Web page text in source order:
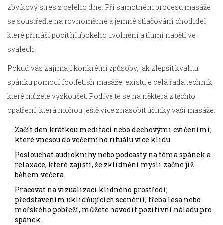
zbytkový stres z celého dne. Při samotném procesu masáže
se soustřeďte na rovnoměrné a jemné stlačování chodidel,
které přináší pocit hlubokého uvolnění a tlumí napětí ve
svalech.
Pokud vás zajímají konkrétní způsoby, jak zlepšit kvalitu
spánku pomocí footfetish masáže, existuje celá řada technik,
které můžete vyzkoušet. Podívejte se na některá z těchto
opatření, která mohou ještě více znásobit účinky vaší masáže:
Začít den krátkou meditací nebo dechovými cvičeními,
které vnesou do večerního rituálu více klidu.
Poslouchat audioknihy nebo podcasty na téma spánek a
relaxace, které zajistí, že zklidnění mysli začne již
během večera.
Pracovat na vizualizaci klidného prostředí;
představením uklidňujících scenérií, třeba lesa nebo
mořského pobřeží, můžete navodit pozitivní náladu pro
spánek.